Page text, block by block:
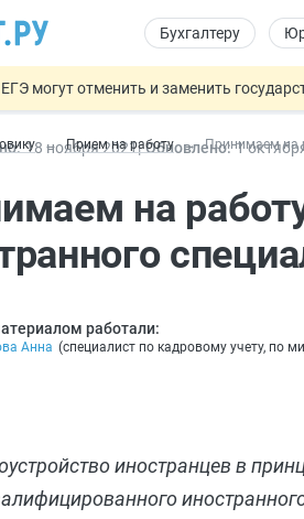
Бухгалтеру
ЕГЭ могут отменить и заменить
Минпромторг предложил запретить
Важно Обеспечительный платёж
Прием на работу Принимаем на
18 ноября2021 Обновлено: 1 окт
на
работали:
Анна (специалист по кадровому учету, по
иностранцев в